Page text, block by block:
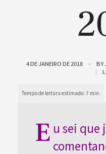
4 DE JANEIRO DE 2018 BY
E u sei que